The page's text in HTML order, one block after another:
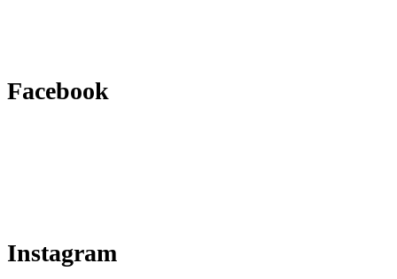
Facebook
Instagram